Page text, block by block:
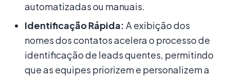
automatizadas ou manuais.
Identificação Rápida: A exibição dos
nomes dos contatos acelera o processo de
identificação de leads quentes, permitindo
que as equipes priorizem e personalizem a